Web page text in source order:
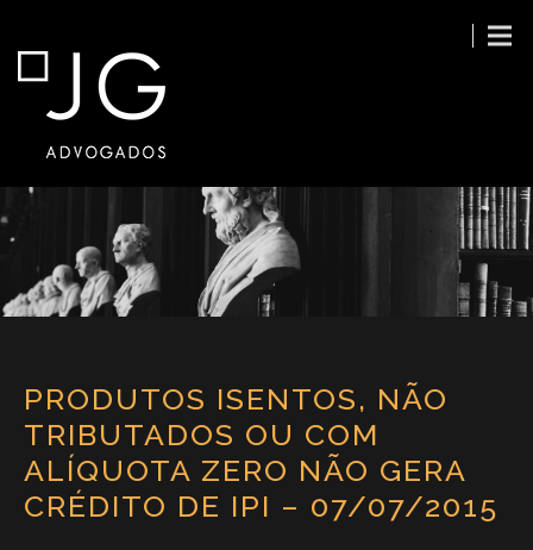
PRODUTOS ISENTOS, NÃO
TRIBUTADOS OU COM
ALÍQUOTA ZERO NÃO GERA
CRÉDITO DE IPI – 07/07/2015